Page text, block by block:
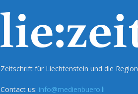
Zeitschrift für Liechtenstein und die Region
Contact us: info@medienbuero.li